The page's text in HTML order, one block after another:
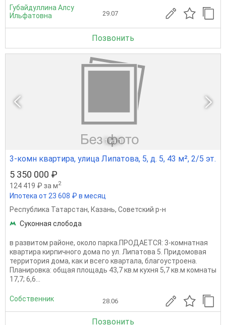
Губайдуллина Алсу
Ильфатовна
29.07
Позвонить
1 из 1
3-комн квартира, улица Липатова, 5, д. 5, 43 м², 2/5 эт.
5 350 000 ₽
124 419 ₽ за м2
Ипотека от 23 608 ₽ в месяц
Республика Татарстан, Казань, Советский р-н
Суконная слобода
в развитом районе, около парка.ПРОДАЕТСЯ: 3-комнатная
квартира кирпичного дома по ул. Липатова 5. Придомовая
территория дома, как и всего квартала, благоустроена.
Планировка: общая площадь 43,7 кв.м кухня 5,7 кв.м комнаты
17,7; 6,6...
Собственник 28.06
Позвонить